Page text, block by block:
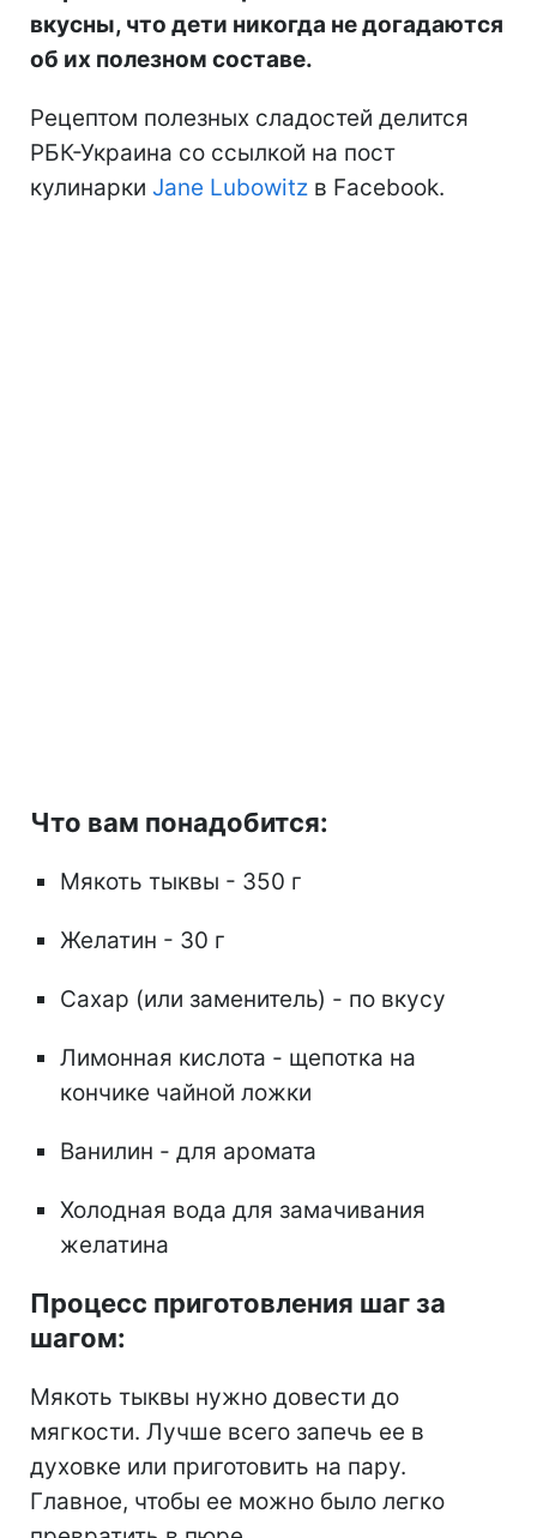
вкусны, что дети никогда не догадаются
об их полезном составе.
Рецептом полезных сладостей делится
РБК-Украина со ссылкой на пост
кулинарки Jane Lubowitz в Facebook.
Что вам понадобится:
Мякоть тыквы - 350 г
Желатин - 30 г
Сахар (или заменитель) - по вкусу
Лимонная кислота - щепотка на
кончике чайной ложки
Ванилин - для аромата
Холодная вода для замачивания
желатина
Процесс приготовления шаг за
шагом:
Мякоть тыквы нужно довести до
мягкости. Лучше всего запечь ее в
духовке или приготовить на пару.
Главное, чтобы ее можно было легко